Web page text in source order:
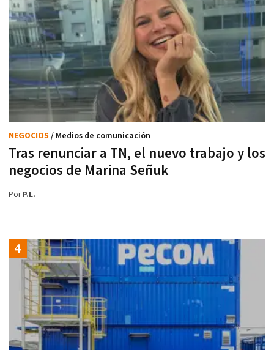
Tras renunciar a TN, el nuevo trabajo y los
negocios de Marina Señuk
NEGOCIOS / Medios de comunicación
PorP.L.